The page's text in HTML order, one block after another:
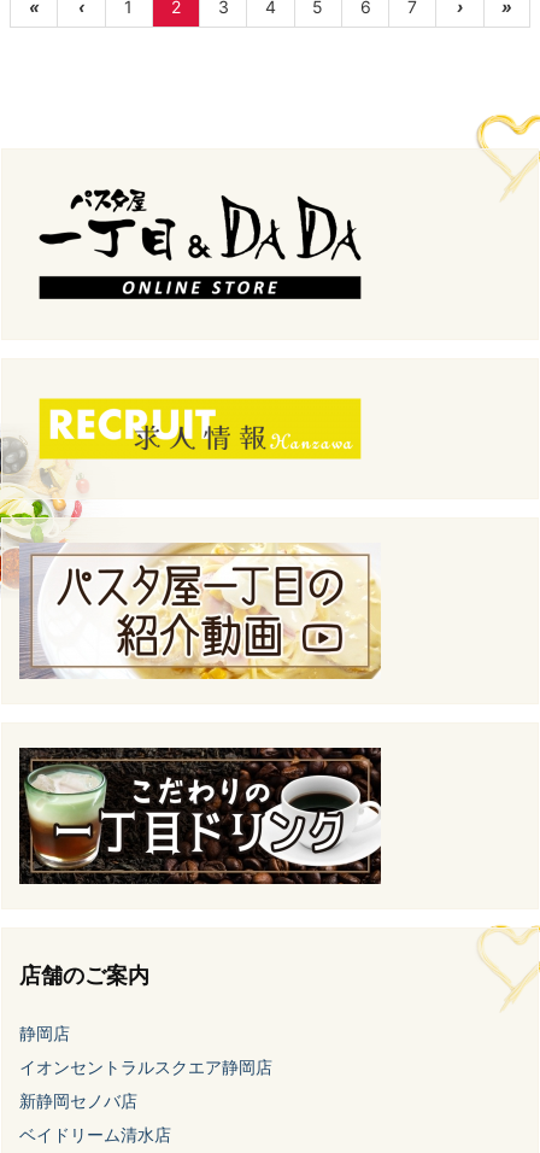
« ‹ 1 2 3 4 5 6 7 › »
店舗のご案内
静岡店
イオンセントラルスクエア静岡店
新静岡セノバ店
ベイドリーム清水店